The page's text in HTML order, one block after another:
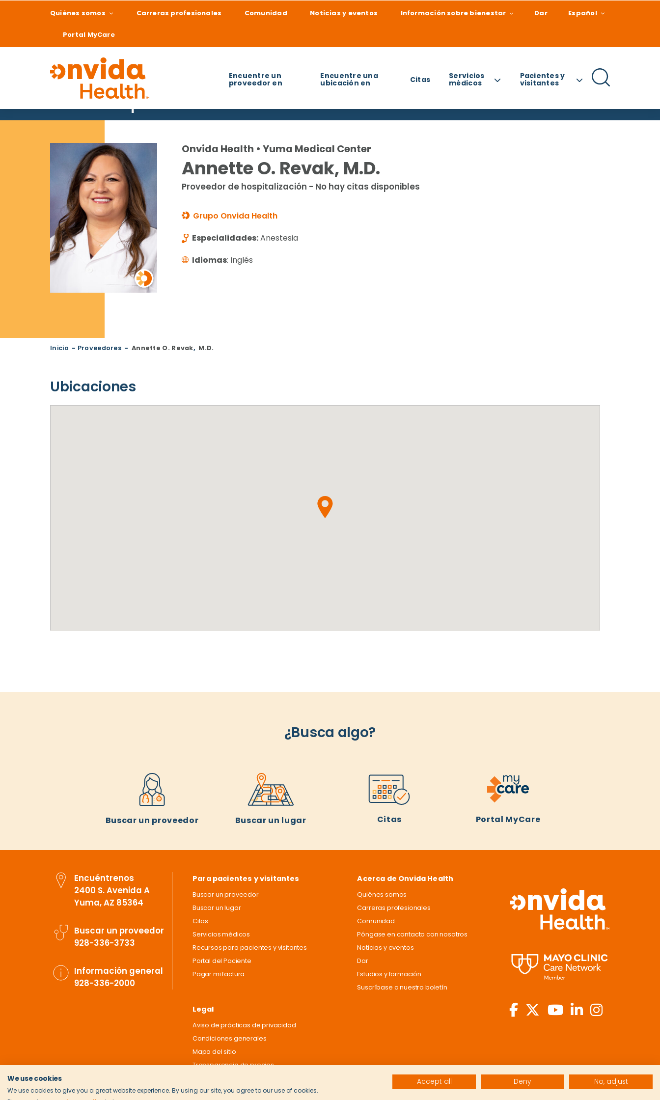
Quiénes somos Carreras profesionales Comunidad Noticias y eventos Información sobre bienestar Dar Español
Portal MyCare
Encuentre un
proveedor en
Encuentre una
ubicación en Citas Servicios
médicos
Pacientes y
visitantes
¿Qué podemos ayudarle a encontrar?
Buscar un proveedor
Onvida Health • Yuma Medical Center
Annette O. Revak, M.D.
Proveedor de hospitalización - No hay citas disponibles
Grupo Onvida Health
Especialidades:Anestesia
Idiomas: Inglés
Inicio - Proveedores - Annette O. Revak, M.D.
Ubicaciones
¿Busca algo?
Buscar un proveedor Buscar un lugar Citas Portal MyCare
Encuéntrenos
2400 S. Avenida A
Yuma, AZ 85364
Buscar un proveedor
928-336-3733
Información general
928-336-2000
Para pacientes y visitantes
Buscar un proveedor
Buscar un lugar
Citas
Servicios médicos
Recursos para pacientes y visitantes
Portal del Paciente
Pagar mi factura
Acerca de Onvida Health
Quiénes somos
Carreras profesionales
Comunidad
Póngase en contacto con nosotros
Noticias y eventos
Dar
Estudios y formación
Suscríbase a nuestro boletín
Legal
Aviso de prácticas de privacidad
Condiciones generales
Mapa del sitio
Transparencia de precios
We use cookies
We use cookies to give you a great website experience. By using our site, you agree to our use of cookies.
Accept all Deny No, adjust